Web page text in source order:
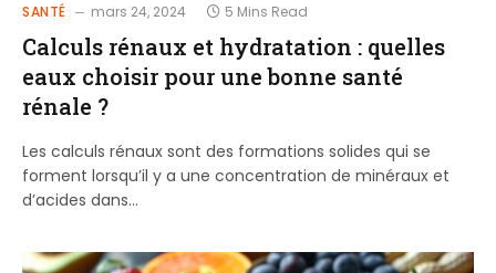
SANTÉ mars 24, 2024 5 Mins Read
Calculs rénaux et hydratation : quelles
eaux choisir pour une bonne santé
rénale ?
Les calculs rénaux sont des formations solides qui se
forment lorsqu’il y a une concentration de minéraux et
d’acides dans…